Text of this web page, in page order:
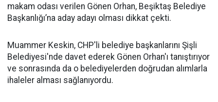
makam odası verilen Gönen Orhan, Beşiktaş Belediye
Başkanlığı’na aday adayı olması dikkat çekti.
Muammer Keskin, CHP'li belediye başkanlarını Şişli
Belediyesi'nde davet ederek Gönen Orhan'ı tanıştırıyor
ve sonrasında da o belediyelerden doğrudan alımlarla
ihaleler alması sağlanıyordu.